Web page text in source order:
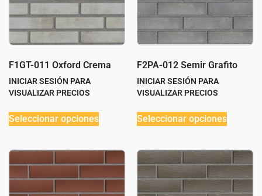
F1GT-011 Oxford Crema
INICIAR SESIÓN PARA
VISUALIZAR PRECIOS
Seleccionar opciones
F2PA-012 Semir Grafito
INICIAR SESIÓN PARA
VISUALIZAR PRECIOS
Seleccionar opciones